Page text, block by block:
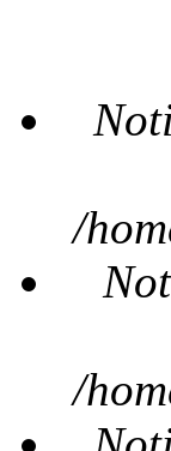
/
/